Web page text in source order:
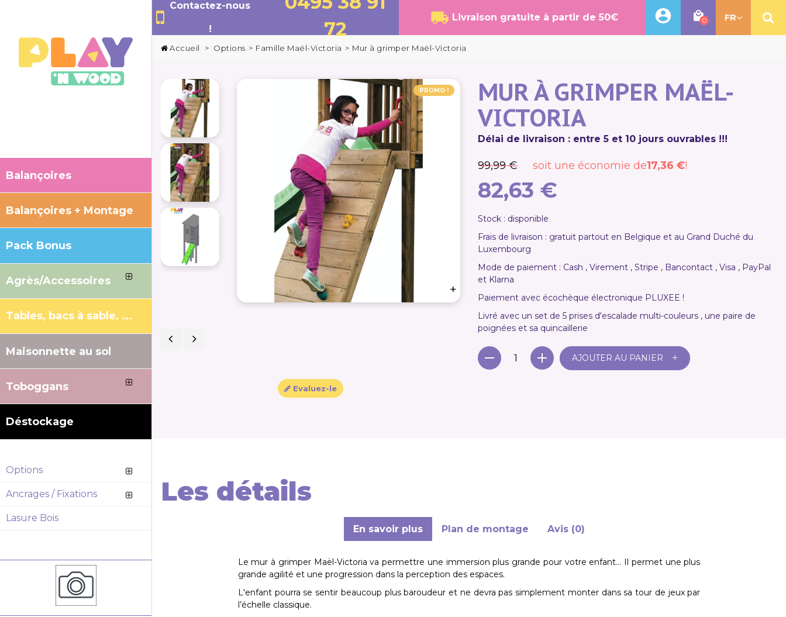
Balançoires
Balançoires + Montage
Pack Bonus
Agrès/Accessoires
Tables, bacs à sable, ...
Maisonnette au sol
Toboggans
Déstockage
Options
Ancrages / Fixations
Lasure Bois
Contactez-nous
!
72
Livraison gratuite à partir de 50€ 0 FR
Accueil > Options > Famille Maël-Victoria > Mur à grimper Maël-Victoria
PROMO !
+
Evaluez-le
MUR À GRIMPER MAËL-
VICTORIA
Délai de livraison : entre 5 et 10 jours ouvrables !!!
99,99 € soit une économie de17,36 €!
82,63 €
Stock : disponible
Frais de livraison : gratuit partout en Belgique et au Grand Duché du
Luxembourg
Mode de paiement : Cash , Virement , Stripe , Bancontact , Visa , PayPal
et Klarna
Paiement avec écochèque électronique PLUXEE !
Livré avec un set de 5 prises d'escalade multi-couleurs , une paire de
poignées et sa quincaillerie
AJOUTER AU PANIER +
Les détails
En savoir plus Plan de montage Avis (0)
Le mur à grimper Maël-Victoria va permettre une immersion plus grande pour votre enfant… Il permet une plus
grande agilité et une progression dans la perception des espaces.
L'enfant pourra se sentir beaucoup plus baroudeur et ne devra pas simplement monter dans sa tour de jeux par
l’échelle classique.